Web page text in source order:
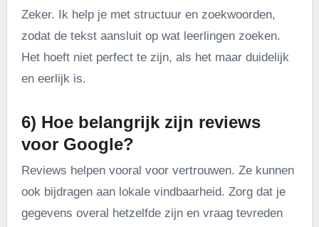
Zeker. Ik help je met structuur en zoekwoorden,
zodat de tekst aansluit op wat leerlingen zoeken.
Het hoeft niet perfect te zijn, als het maar duidelijk
en eerlijk is.
6) Hoe belangrijk zijn reviews
voor Google?
Reviews helpen vooral voor vertrouwen. Ze kunnen
ook bijdragen aan lokale vindbaarheid. Zorg dat je
gegevens overal hetzelfde zijn en vraag tevreden